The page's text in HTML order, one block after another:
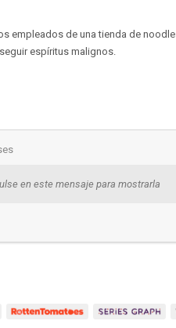
empleados de una tienda de
espíritus malignos.
en este mensaje para mostrarla